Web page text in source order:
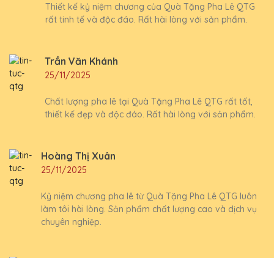
Thiết kế kỷ niệm chương của Quà Tặng Pha Lê QTG
rất tinh tế và độc đáo. Rất hài lòng với sản phẩm.
Trần Văn Khánh
25/11/2025
Chất lượng pha lê tại Quà Tặng Pha Lê QTG rất tốt,
thiết kế đẹp và độc đáo. Rất hài lòng với sản phẩm.
Hoàng Thị Xuân
25/11/2025
Kỷ niệm chương pha lê từ Quà Tặng Pha Lê QTG luôn
làm tôi hài lòng. Sản phẩm chất lượng cao và dịch vụ
chuyên nghiệp.